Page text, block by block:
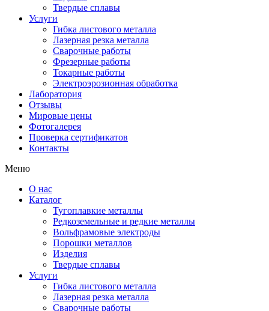
Твердые сплавы
Услуги
Гибка листового металла
Лазерная резка металла
Сварочные работы
Фрезерные работы
Токарные работы
Электроэрозионная обработка
Лаборатория
Отзывы
Мировые цены
Фотогалерея
Проверка сертификатов
Контакты
Меню
О нас
Каталог
Тугоплавкие металлы
Редкоземельные и редкие металлы
Вольфрамовые электроды
Порошки металлов
Изделия
Твердые сплавы
Услуги
Гибка листового металла
Лазерная резка металла
Сварочные работы